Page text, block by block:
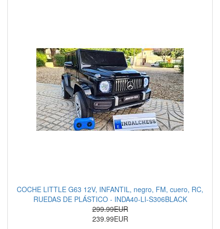
COCHE LITTLE G63 12V, INFANTIL, negro, FM, cuero, RC,
RUEDAS DE PLÁSTICO - INDA40-LI-S306BLACK
299.99EUR
239.99EUR